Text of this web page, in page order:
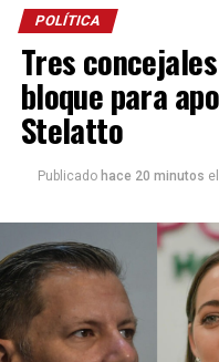
POLÍTICA
Tres
bloque para
Stelatto
Publicado hace 20 minutos el